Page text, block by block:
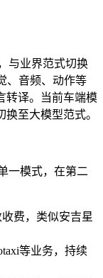
与业界范式切换
、音频、动作等
转译。当前车端模
至大模型范式。
一模式，在第二
费，类似安吉星
等业务，持续